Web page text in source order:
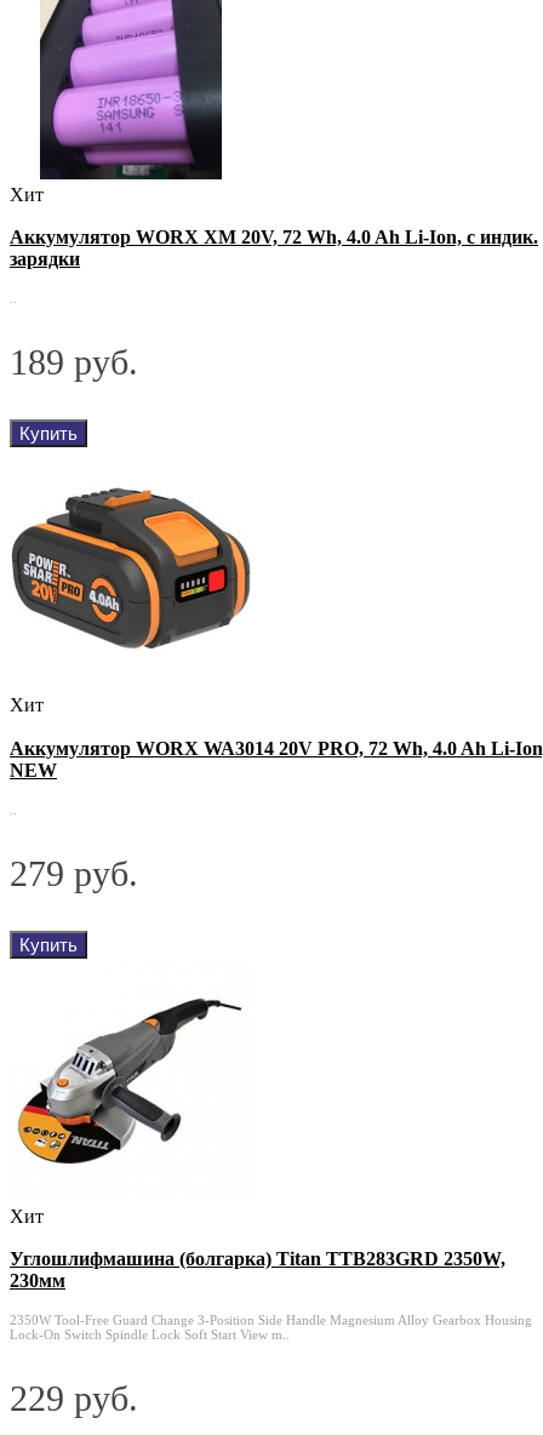
Хит
Аккумулятор WORX XM 20V, 72 Wh, 4.0 Ah Li-Ion, с индик.
зарядки
189 руб.
Купить
Хит
Аккумулятор WORX WA3014 20V PRO, 72 Wh, 4.0 Ah Li-
NEW
279 руб.
Купить
Хит
Углошлифмашина (болгарка) Titan TTB283GRD 2350W,
230мм
2350W Tool-Free Guard Change 3-Position Side Handle Magnesium Alloy Gearbox Housing
Lock-On Switch Spindle Lock Soft Start View m..
229 руб.